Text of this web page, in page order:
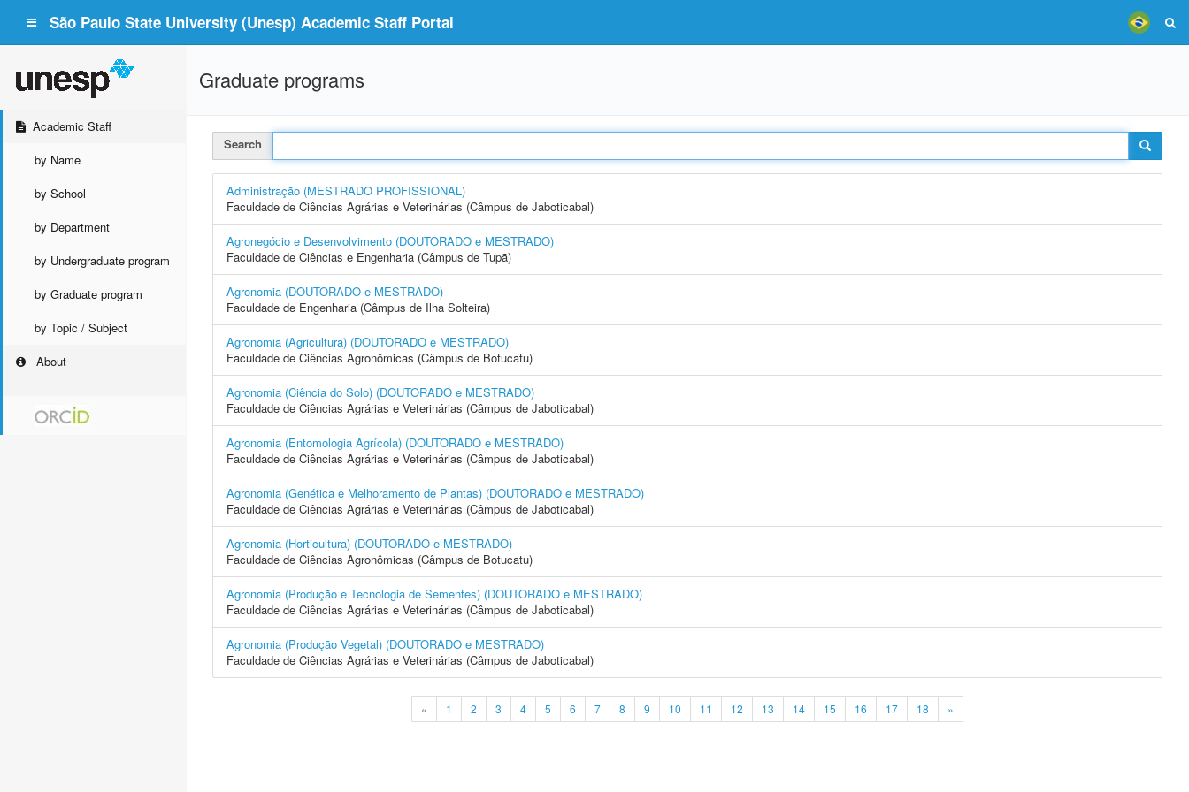
São Paulo State University (Unesp) Academic Staff Portal
Academic Staff
by Name
by School
by Department
by Undergraduate program
by Graduate program
by Topic / Subject
About
Graduate programs
Search
Administração (MESTRADO PROFISSIONAL)
Faculdade de Ciências Agrárias e Veterinárias (Câmpus de Jaboticabal)
Agronegócio e Desenvolvimento (DOUTORADO e MESTRADO)
Faculdade de Ciências e Engenharia (Câmpus de Tupã)
Agronomia (DOUTORADO e MESTRADO)
Faculdade de Engenharia (Câmpus de Ilha Solteira)
Agronomia (Agricultura) (DOUTORADO e MESTRADO)
Faculdade de Ciências Agronômicas (Câmpus de Botucatu)
Agronomia (Ciência do Solo) (DOUTORADO e MESTRADO)
Faculdade de Ciências Agrárias e Veterinárias (Câmpus de Jaboticabal)
Agronomia (Entomologia Agrícola) (DOUTORADO e MESTRADO)
Faculdade de Ciências Agrárias e Veterinárias (Câmpus de Jaboticabal)
Agronomia (Genética e Melhoramento de Plantas) (DOUTORADO e MESTRADO)
Faculdade de Ciências Agrárias e Veterinárias (Câmpus de Jaboticabal)
Agronomia (Horticultura) (DOUTORADO e MESTRADO)
Faculdade de Ciências Agronômicas (Câmpus de Botucatu)
Agronomia (Produção e Tecnologia de Sementes) (DOUTORADO e MESTRADO)
Faculdade de Ciências Agrárias e Veterinárias (Câmpus de Jaboticabal)
Agronomia (Produção Vegetal) (DOUTORADO e MESTRADO)
Faculdade de Ciências Agrárias e Veterinárias (Câmpus de Jaboticabal)
« 1 2 3 4 5 6 7 8 9 10 11 12 13 14 15 16 17 18 »